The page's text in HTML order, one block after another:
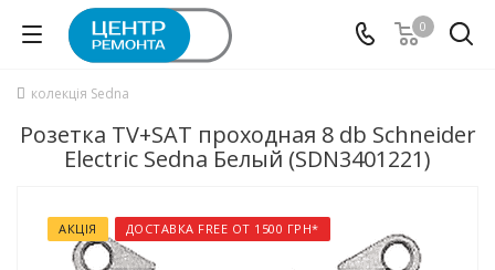
0
колекція Sedna
Розетка TV+SAT проходная 8 db Schneider
Electric Sedna Белый (SDN3401221)
АКЦІЯ ДОСТАВКА FREE ОТ 1500 ГРН*